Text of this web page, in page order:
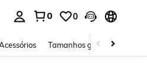
0 0
Tamanhos grandes